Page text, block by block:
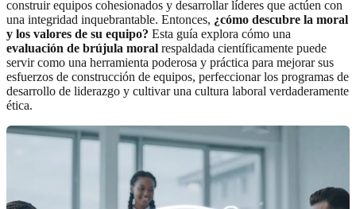
construir equipos cohesionados y desarrollar líderes que actúen con
una integridad inquebrantable. Entonces, ¿cómo descubre la moral
y los valores de su equipo? Esta guía explora cómo una
evaluación de brújula moral respaldada científicamente puede
servir como una herramienta poderosa y práctica para mejorar sus
esfuerzos de construcción de equipos, perfeccionar los programas de
desarrollo de liderazgo y cultivar una cultura laboral verdaderamente
ética.